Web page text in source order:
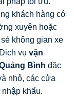
khách hàng có
xuyên hoặc
không gian xe
vụ vận
Bình đặc
nhỏ, các cửa
khẩu.